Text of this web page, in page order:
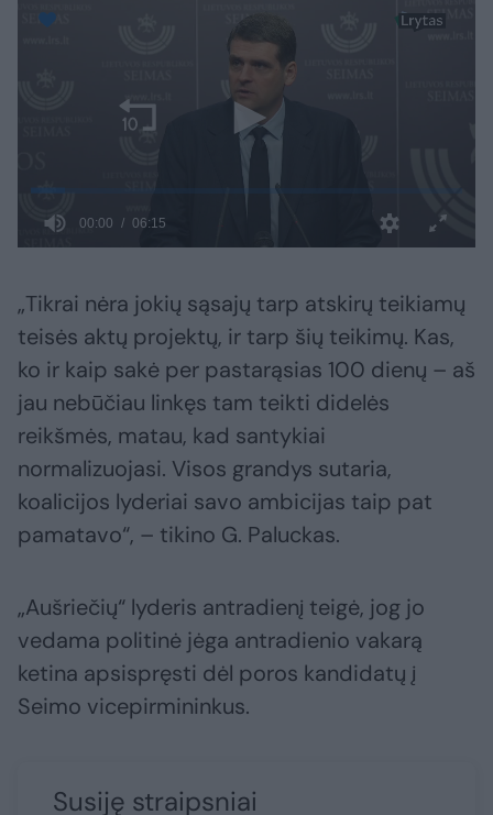
„Tikrai nėra jokių sąsajų tarp atskirų teikiamų
teisės aktų projektų, ir tarp šių teikimų. Kas,
ko ir kaip sakė per pastarąsias 100 dienų – aš
jau nebūčiau linkęs tam teikti didelės
reikšmės, matau, kad santykiai
normalizuojasi. Visos grandys sutaria,
koalicijos lyderiai savo ambicijas taip pat
pamatavo“, – tikino G. Paluckas.
„Aušriečių“ lyderis antradienį teigė, jog jo
vedama politinė jėga antradienio vakarą
ketina apsispręsti dėl poros kandidatų į
Seimo vicepirmininkus.
Susiję straipsniai